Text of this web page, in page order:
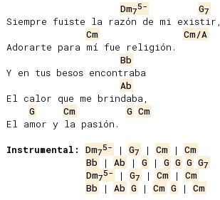
Dm75- G7
Siempre fuiste la razón de mi existir,
Cm
Cm/A
Adorarte para mí fue religión.
Bb
Y en tus besos encontraba
Ab
El calor que me brindaba,
G
Cm G Cm
El amor y la pasión.
Instrumental:
Dm75- | G7 | Cm | Cm
Bb | Ab | G | G G G G7
Dm75- | G7 | Cm | Cm
Bb | Ab G | Cm G | Cm